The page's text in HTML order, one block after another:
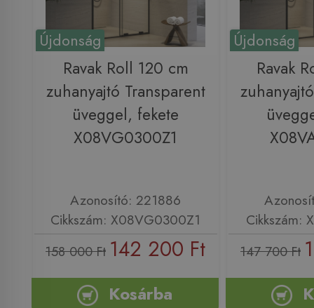
Újdonság
Ravak Roll 120 cm
zuhanyajtó Transparent
üveggel, fekete
X08VG0300Z1
Azonosító: 221886
Cikkszám: X08VG0300Z1
158 000 Ft 142 200 Ft
Kosárba
Újdonság
Ravak
Cikkszám:
147 700 Ft